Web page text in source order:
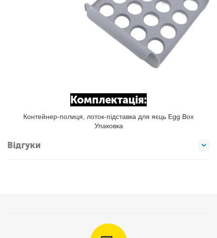
Комплектація:
Контейнер-полиця, лоток-підставка для яєць Egg Box
Упаковка
Відгуки